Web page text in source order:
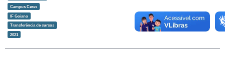
Campus Ceres
IF Goiano
Transferência de cursos
2021